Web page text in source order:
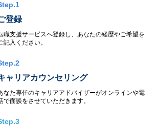
登録
職支援サービスへ登録し、あなたの経歴やご希望を
記入ください。
ャリアカウンセリング
なた専任のキャリアアドバイザーがオンラインや電
で面談をさせていただきます。